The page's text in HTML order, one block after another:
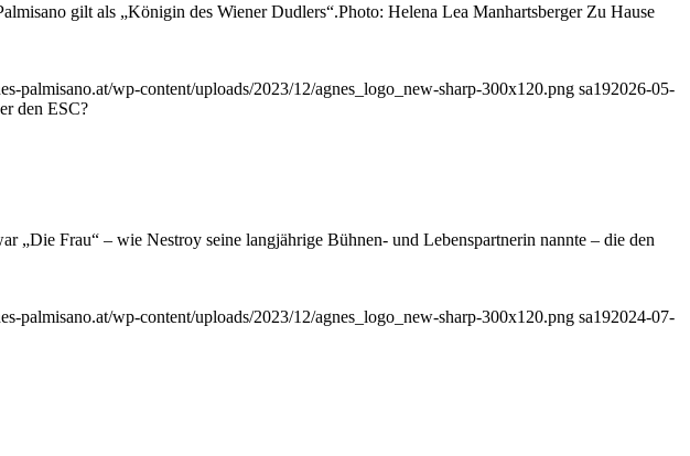
gilt als „Königin des Wiener Dudlers“.Photo: Helena Lea Manhartsberger Zu Hause
palmisano.at/wp-content/uploads/2023/12/agnes_logo_new-sharp-300x120.png sa192026-05-
den ESC?
„Die Frau“ – wie Nestroy seine langjährige Bühnen- und Lebenspartnerin nannte – die den
palmisano.at/wp-content/uploads/2023/12/agnes_logo_new-sharp-300x120.png sa192024-07-